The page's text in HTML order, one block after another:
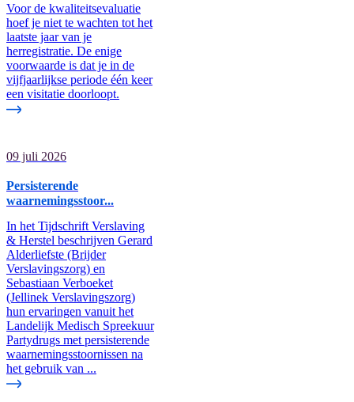
Voor de kwaliteitsevaluatie
hoef je niet te wachten tot het
laatste jaar van je
herregistratie. De enige
voorwaarde is dat je in de
vijfjaarlijkse periode één keer
een visitatie doorloopt.
09 juli 2026
Persisterende
waarnemingsstoor...
In het Tijdschrift Verslaving
& Herstel beschrijven Gerard
Alderliefste (Brijder
Verslavingszorg) en
Sebastiaan Verboeket
(Jellinek Verslavingszorg)
hun ervaringen vanuit het
Landelijk Medisch Spreekuur
Partydrugs met persisterende
waarnemingsstoornissen na
het gebruik van ...